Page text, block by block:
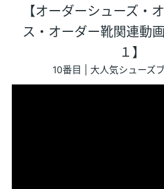
【オーダーシューズ・
ス・オーダー靴関連動
１】
10番目 | 大人気シューズ